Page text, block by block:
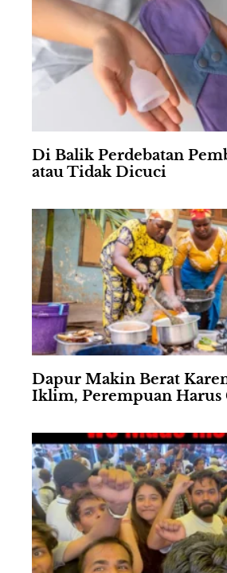
Di Balik Perdebatan
atau Tidak Dicuci
Dapur Makin Berat
Iklim, Perempuan Harus